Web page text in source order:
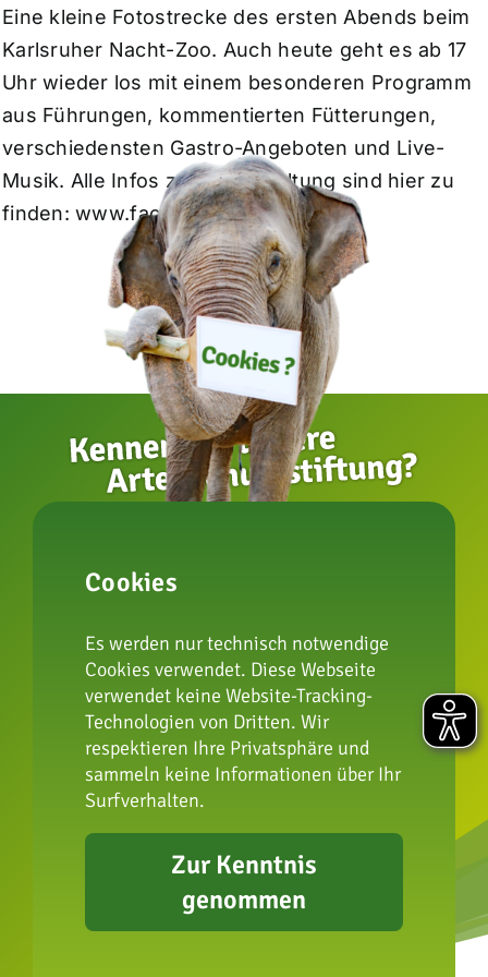
Eine kleine Fotostrecke des ersten Abends beim
Karlsruher Nacht-Zoo. Auch heute geht es ab 17
Uhr wieder los mit einem besonderen Programm
aus Führungen, kommentierten Fütterungen,
verschiedensten Gastro-Angeboten und Live-
Musik. Alle Infos zur Veranstaltung sind hier zu
finden:www.facebook.com
Datenschutz
FAQ
Presse
Erklärung zur
Barrierefreiheit
Cookies
Es werden nur technisch notwendige
Cookies verwendet. Diese Webseite
verwendet keine Website-Tracking-
Technologien von Dritten. Wir
respektieren Ihre Privatsphäre und
sammeln keine Informationen über Ihr
Surfverhalten.
Zur Kenntnis
genommen